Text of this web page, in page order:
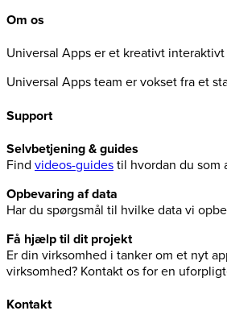
Om os
Universal Apps er et kreativt
Universal Apps team er vokset fra et
Support
Selvbetjening & guides
Find videos-guides til hvordan du som
Opbevaring af data
Har du spørgsmål til hvilke data vi
Få hjælp til dit projekt
Er din virksomhed i tanker om et nyt
virksomhed? Kontakt os for en
Kontakt